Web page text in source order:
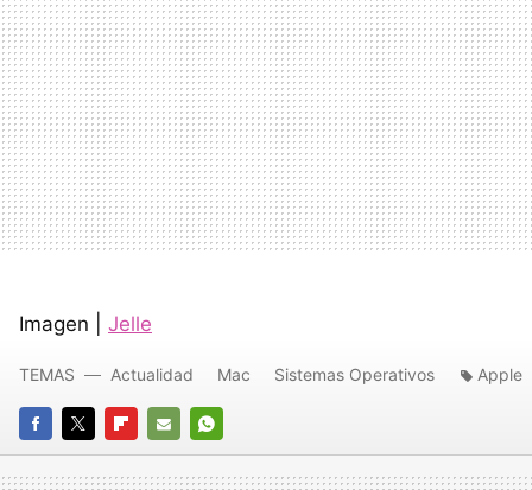
Imagen | Jelle
FACEBOOK
TWITTERFLIPBOARD
E-
WHATSAPP
TEMAS Actualidad Mac Sistemas Operativos Apple